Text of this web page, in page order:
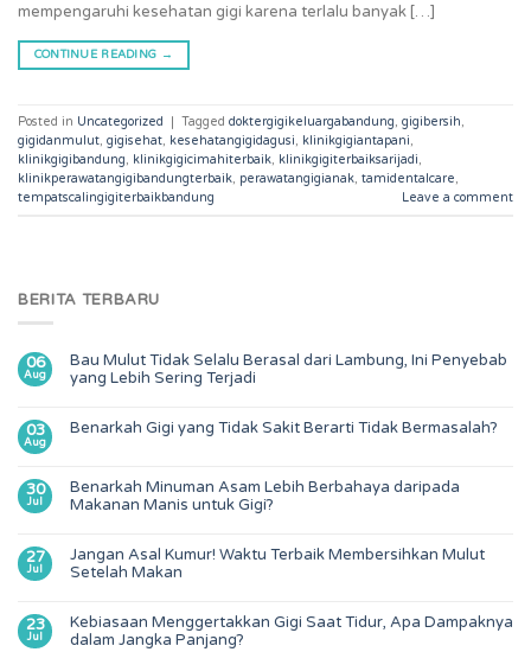
mempengaruhi kesehatan gigi karena terlalu banyak […]
CONTINUE READING →
Posted in Uncategorized | Tagged doktergigikeluargabandung, gigibersih,
gigidanmulut, gigisehat, kesehatangigidagusi, klinikgigiantapani,
klinikgigibandung, klinikgigicimahiterbaik, klinikgigiterbaiksarijadi,
klinikperawatangigibandungterbaik, perawatangigianak, tamidentalcare,
tempatscalingigiterbaikbandung
Leave a comment
BERITA TERBARU
06
Aug
Bau Mulut Tidak Selalu Berasal dari Lambung, Ini Penyebab
yang Lebih Sering Terjadi
03
Aug
Benarkah Gigi yang Tidak Sakit Berarti Tidak Bermasalah?
30
Jul
Benarkah Minuman Asam Lebih Berbahaya daripada
Makanan Manis untuk Gigi?
27
Jul
Jangan Asal Kumur! Waktu Terbaik Membersihkan Mulut
Setelah Makan
23
Jul
Kebiasaan Menggertakkan Gigi Saat Tidur, Apa Dampaknya
dalam Jangka Panjang?